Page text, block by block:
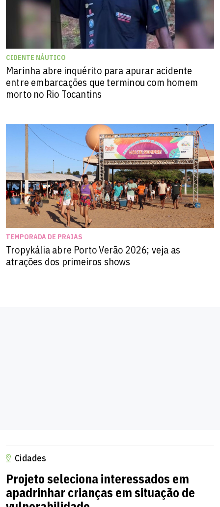
CIDENTE NÁUTICO
Marinha abre inquérito para apurar acidente
entre embarcações que terminou com homem
morto no Rio Tocantins
TEMPORADA DE PRAIAS
Tropykália abre Porto Verão 2026; veja as
atrações dos primeiros shows
Cidades
Projeto seleciona interessados em
apadrinhar crianças em situação de